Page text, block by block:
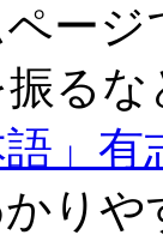
ー
る
語」有
り